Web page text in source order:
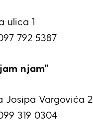
ulica 1
792 5387
njam”
Josipa Vargovića 2
319 0304